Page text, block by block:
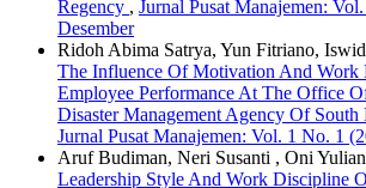
Regency , Jurnal Pusat Manajemen:
Desember
Ridoh Abima Satrya, Yun Fitriano,
The Influence Of Motivation And Work
Employee Performance At The Office
Disaster Management Agency Of
Jurnal Pusat Manajemen: Vol. 1 No. 1
Aruf Budiman, Neri Susanti , Oni
Leadership Style And Work Discipline